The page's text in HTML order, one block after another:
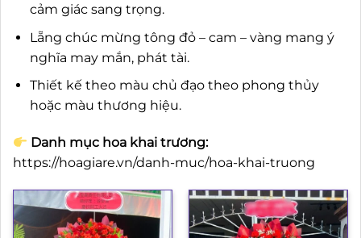
cảm giác sang trọng.
Lẵng chúc mừng tông đỏ – cam – vàng mang ý
nghĩa may mắn, phát tài.
Thiết kế theo màu chủ đạo theo phong thủy
hoặc màu thương hiệu.
Danh mục hoa khai trương:
https://hoagiare.vn/danh-muc/hoa-khai-truong